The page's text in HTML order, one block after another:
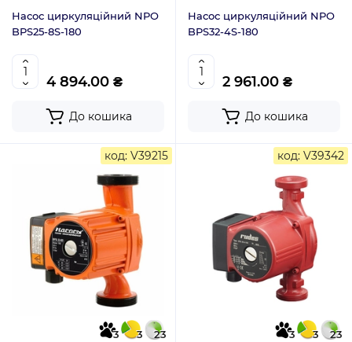
Насос циркуляційний NPO
BPS25-8S-180
4 894.00 ₴
До кошика
Насос циркуляційний NPO
BPS32-4S-180
2 961.00 ₴
До кошика
код: V39215
3 3
23
код: V39342
3 3
23